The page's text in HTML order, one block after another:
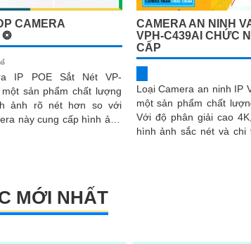
CAMERA
❂
IP POE Sắt Nét VP-
sản phẩm chất lượng
ảnh rõ nét hơn so với
CAMERA AN NINH
VPH-C439AI CHỨC
CẤP
Loại Camera an ninh IP
một sản phẩm chất
Với độ phân giải cao
hình ảnh sắc nét và chi tiết. Hơn
MỚI NHẤT